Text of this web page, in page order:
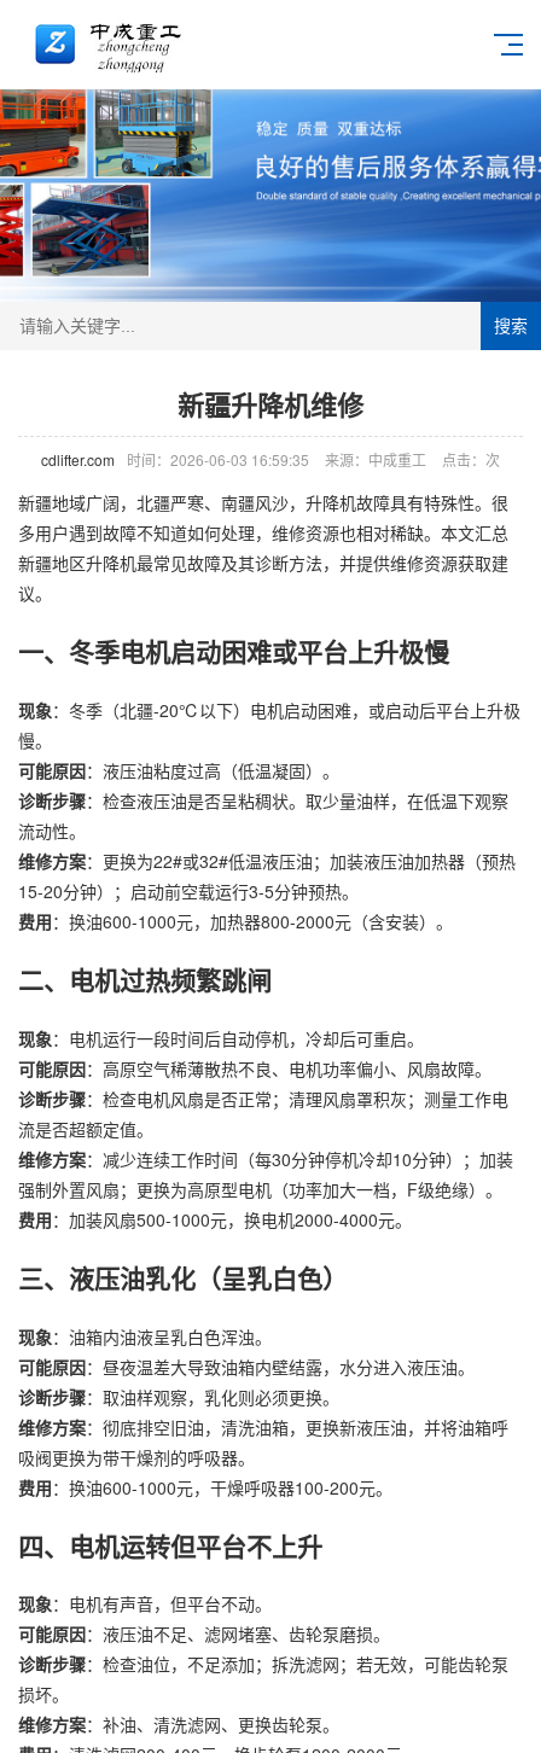
搜索
新疆升降机维修
cdlifter.com 时间：2026-06-03 16:59:35 来源：中成重工 点击： 次
新疆地域广阔，北疆严寒、南疆风沙， 升降机故障具有特殊性。很
多用户遇到故障不知道如何处理，维修资源也相对稀缺。本文汇总
新疆地区升降机最常见故障及其诊断方法，并提供维修资源获取建
议。
一、冬季电机启动困难或平台上升极慢
现象：冬季（北疆-20℃以下）电机启动困难，或启动后平台上升极
慢。
可能原因：液压油粘度过高（低温凝固）。
诊断步骤：检查液压油是否呈粘稠状。取少量油样，在低温下观察
流动性。
维修方案：更换为22#或32#低温液压油；加装液压油加热器（预热
15-20分钟）；启动前空载运行3-5分钟预热。
费用：换油600-1000元，加热器800-2000元（含安装）。
二、电机过热频繁跳闸
现象：电机运行一段时间后自动停机，冷却后可重启。
可能原因：高原空气稀薄散热不良、电机功率偏小、风扇故障。
诊断步骤：检查电机风扇是否正常；清理风扇罩积灰；测量工作电
流是否超额定值。
维修方案：减少连续工作时间（每30分钟停机冷却10分钟）；加装
强制外置风扇；更换为高原型电机（功率加大一档，F级绝缘）。
费用：加装风扇500-1000元，换电机2000-4000元。
三、液压油乳化（呈乳白色）
现象：油箱内油液呈乳白色浑浊。
可能原因：昼夜温差大导致油箱内壁结露，水分进入液压油。
诊断步骤：取油样观察，乳化则必须更换。
维修方案：彻底排空旧油，清洗油箱，更换新液压油，并将油箱呼
吸阀更换为带干燥剂的呼吸器。
费用：换油600-1000元，干燥呼吸器100-200元。
四、电机运转但平台不上升
现象：电机有声音，但平台不动。
可能原因：液压油不足、滤网堵塞、齿轮泵磨损。
诊断步骤：检查油位，不足添加；拆洗滤网；若无效，可能齿轮泵
损坏。
维修方案：补油、清洗滤网、更换齿轮泵。